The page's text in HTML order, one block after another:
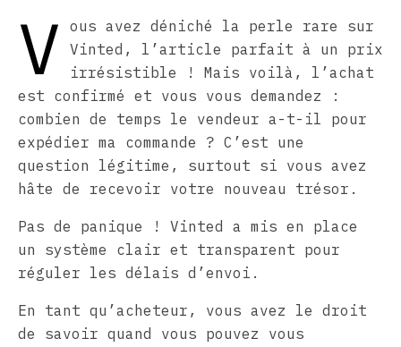
V
ous avez déniché la perle rare sur
Vinted, l’article parfait à un prix
irrésistible ! Mais voilà, l’achat
est confirmé et vous vous demandez :
combien de temps le vendeur a-t-il pour
expédier ma commande ? C’est une
question légitime, surtout si vous avez
hâte de recevoir votre nouveau trésor.
Pas de panique ! Vinted a mis en place
un système clair et transparent pour
réguler les délais d’envoi.
En tant qu’acheteur, vous avez le droit
de savoir quand vous pouvez vous